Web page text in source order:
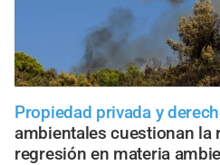
Propiedad privada y
ambientales cuestionan
regresión en materia